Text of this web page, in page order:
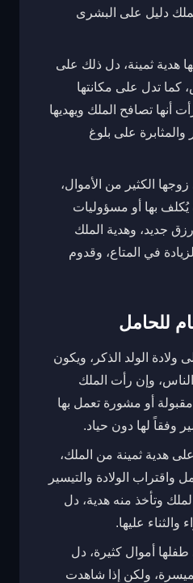
دليل على البشرى
هدية ثمينة، دل ذلك على
كما تدل على مكانتها
أنها تصافح الملك ويهديها
على بلوغ
الكثير من الأموال،
بها أو مسؤوليات
جديد، وهدية الملك
في المتاع، وقدوم
للحامل
ولادة الولد الذكر، ويكون
وإن رأت الملك
أو مشورة تعمل بها
وفقاً لها دون حياد.
هدية ثمينة من الملك،
واقتراب الولادة والتيسير
وتأخذ منه هدية، دل
عليها.
طفلها أموال كثيرة، دل
ولكن إذا شاهدت